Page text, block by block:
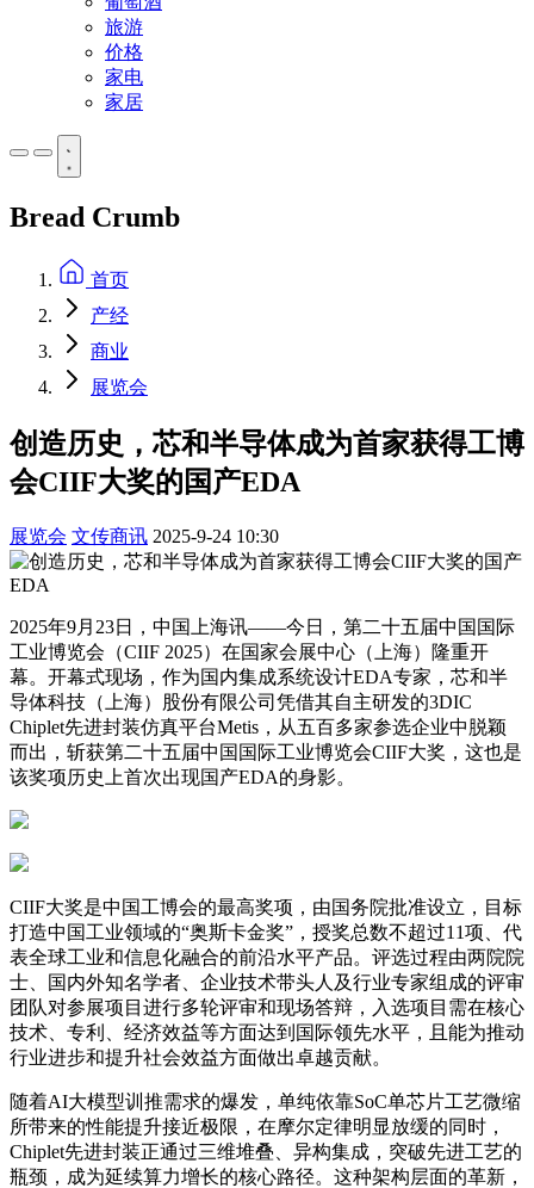
旅游
价格
家电
家居
Bread Crumb
首页
产经
商业
展览会
创造历史，芯和半导体成为首家获得工博
会CIIF大奖的国产EDA
展览会 文传商讯 2025-9-24 10:30
2025年9月23日，中国上海讯——今日，第二十五届中国国际
工业博览会（CIIF 2025）在国家会展中心（上海）隆重开
幕。开幕式现场，作为国内集成系统设计EDA专家，芯和半
导体科技（上海）股份有限公司凭借其自主研发的3DIC
Chiplet先进封装仿真平台Metis，从五百多家参选企业中脱颖
而出，斩获第二十五届中国国际工业博览会CIIF大奖，这也是
该奖项历史上首次出现国产EDA的身影。
CIIF大奖是中国工博会的最高奖项，由国务院批准设立，目标
打造中国工业领域的“奥斯卡金奖”，授奖总数不超过11项、代
表全球工业和信息化融合的前沿水平产品。评选过程由两院院
士、国内外知名学者、企业技术带头人及行业专家组成的评审
团队对参展项目进行多轮评审和现场答辩，入选项目需在核心
技术、专利、经济效益等方面达到国际领先水平，且能为推动
行业进步和提升社会效益方面做出卓越贡献。
随着AI大模型训推需求的爆发，单纯依靠SoC单芯片工艺微缩
所带来的性能提升接近极限，在摩尔定律明显放缓的同时，
Chiplet先进封装正通过三维堆叠、异构集成，突破先进工艺的
瓶颈，成为延续算力增长的核心路径。这种架构层面的革新，